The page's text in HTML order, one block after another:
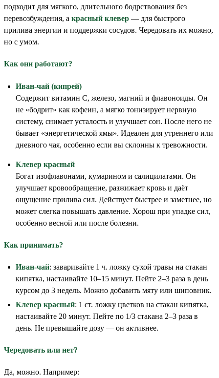
подходит для мягкого, длительного бодрствования без
перевозбуждения, а красный клевер — для быстрого
прилива энергии и поддержки сосудов. Чередовать их можно,
но с умом.
Как они работают?
Иван-чай (кипрей)
Содержит витамин С, железо, магний и флавоноиды. Он
не «бодрит» как кофеин, а мягко тонизирует нервную
систему, снимает усталость и улучшает сон. После него не
бывает «энергетической ямы». Идеален для утреннего или
дневного чая, особенно если вы склонны к тревожности.
Клевер красный
Богат изофлавонами, кумарином и салицилатами. Он
улучшает кровообращение, разжижает кровь и даёт
ощущение прилива сил. Действует быстрее и заметнее, но
может слегка повышать давление. Хорош при упадке сил,
особенно весной или после болезни.
Как принимать?
Иван-чай: заваривайте 1 ч. ложку сухой травы на стакан
кипятка, настаивайте 10–15 минут. Пейте 2–3 раза в день
курсом до 3 недель. Можно добавить мяту или шиповник.
Клевер красный: 1 ст. ложку цветков на стакан кипятка,
настаивайте 20 минут. Пейте по 1/3 стакана 2–3 раза в
день. Не превышайте дозу — он активнее.
Чередовать или нет?
Да, можно. Например: